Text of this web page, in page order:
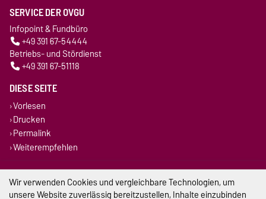
SERVICE DER OVGU
Infopoint & Fundbüro
+49 391 67-54444
Betriebs- und Stördienst
+49 391 67-51118
DIESE SEITE
Vorlesen
Drucken
Permalink
Weiterempfehlen
Impressum
Wir verwenden Cookies und vergleichbare Technologien, um
unsere Website zuverlässig bereitzustellen, Inhalte einzubinden